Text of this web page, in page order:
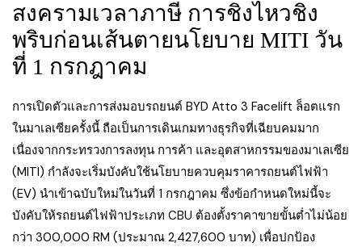
สงครามเวลาภาษี การชิงไหวชิง
พริบก่อนเส้นตายนโยบาย MITI วัน
ที่ 1 กรกฎาคม
การเปิดตัวและการส่งมอบรถยนต์ BYD Atto 3 Facelift ล็อตแรก
ในมาเลเซียครั้งนี้ ถือเป็นการเดินเกมทางธุรกิจที่เฉียบคมมาก
เนื่องจากกระทรวงการลงทุน การค้า และอุตสาหกรรมของมาเลเซีย
(MITI) กำลังจะเริ่มบังคับใช้นโยบายควบคุมราคารถยนต์ไฟฟ้า
(EV) นำเข้าฉบับใหม่ในวันที่ 1 กรกฎาคม ซึ่งข้อกำหนดใหม่นี้จะ
บังคับให้รถยนต์ไฟฟ้าประเภท CBU ต้องตั้งราคาขายขั้นต่ำไม่น้อย
กว่า 300,000 RM (ประมาณ 2,427,600 บาท) เพื่อปกป้อง